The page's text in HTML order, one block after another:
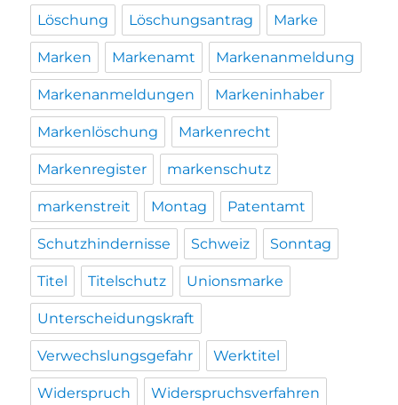
Löschung Löschungsantrag Marke
Marken Markenamt Markenanmeldung
Markenanmeldungen Markeninhaber
Markenlöschung Markenrecht
Markenregister markenschutz
markenstreit Montag Patentamt
Schutzhindernisse Schweiz Sonntag
Titel Titelschutz Unionsmarke
Unterscheidungskraft
Verwechslungsgefahr Werktitel
Widerspruch Widerspruchsverfahren